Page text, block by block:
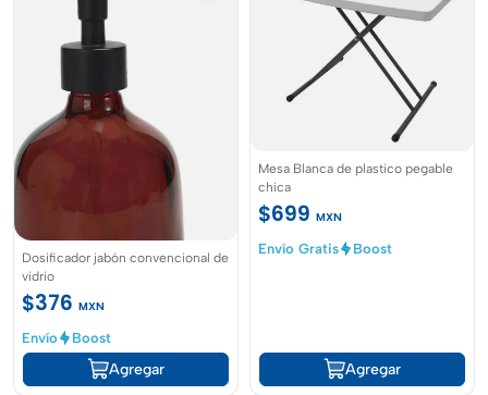
Dosificador jabón convencional de
vidrio
$376 MXN
Envío
Boost
Agregar
Mesa Blanca de plastico pegable
chica
$699 MXN
Envío Gratis
Boost
Agregar